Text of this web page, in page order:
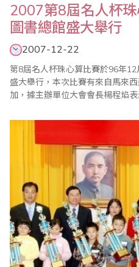
2007第8屆名人杯
圖書總館盛大舉行
2007-12-22
第8屆名人杯珠心算比賽於96年
盛大舉行，本次比賽有來自馬來
加，據主辦單位大會會長楊程焰
年台北市圖國際會議廳，均能讓
賽經驗技藝切磋的重要性，本次
(台、馬)儀式、國際裁判授証、家